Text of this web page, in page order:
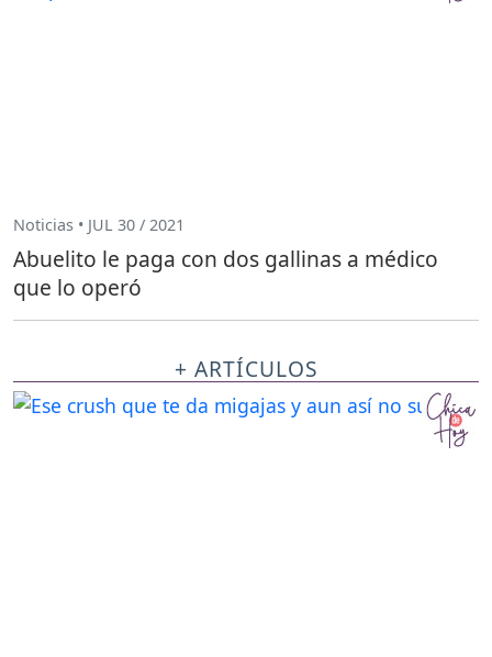
Noticias • JUL 30 / 2021
Abuelito le paga con dos gallinas a médico
que lo operó
+ ARTÍCULOS